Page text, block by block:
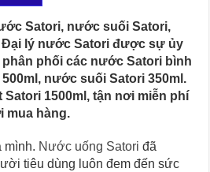
Satori, nước suối Satori,
lý nước Satori được sự ủy
phối các nước Satori bình
nước suối Satori 350ml.
1500ml, tận nơi miễn phí
mua hàng.
mình. Nước uống Satori đã
tiêu dùng luôn đem đến sức